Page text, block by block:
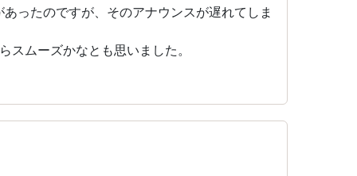
ったのですが、そのアナウンスが遅れてしま
ムーズかなとも思いました。